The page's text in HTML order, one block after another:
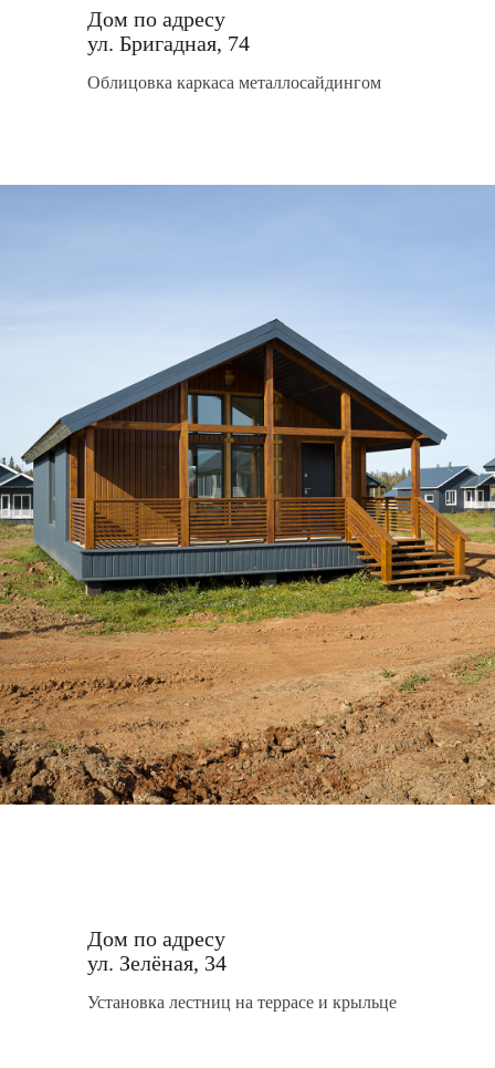
Облицовка каркаса металлосайдингом
Дом по адресу
ул. Бригадная, 74
Установка лестниц на террасе и крыльце
Дом по адресу
ул. Зелёная, 34